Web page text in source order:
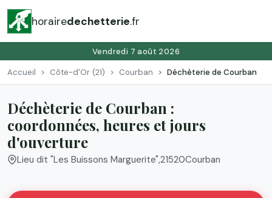
horairedechetterie.fr
Vendredi 7 août 2026
Accueil Côte-d'Or (21) Courban Déchèterie de Courban
Déchèterie de Courban :
coordonnées, heures et jours
d'ouverture
Lieu dit "Les Buissons Marguerite",21520Courban